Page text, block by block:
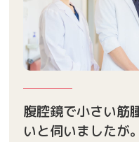
腹腔鏡で小さい筋
いと伺いましたが。